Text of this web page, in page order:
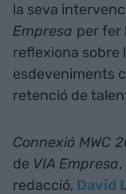
la seva
Empresa per fer
reflexiona sobre
esdeveniments
retenció de
Connexió MWC
de VIA Empresa,
redacció, David